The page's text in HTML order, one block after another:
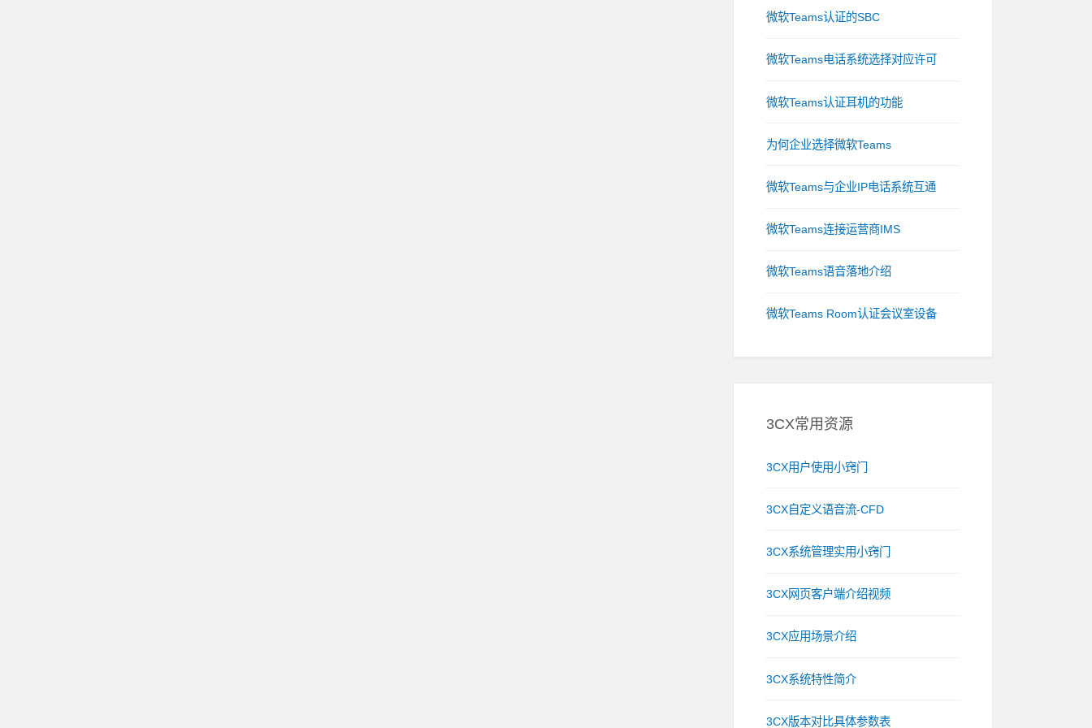
微软Teams认证的SBC
微软Teams电话系统选择对应许可
微软Teams认证耳机的功能
为何企业选择微软Teams
微软Teams与企业IP电话系统互通
微软Teams连接运营商IMS
微软Teams语音落地介绍
微软Teams Room认证会议室设备
3CX常用资源
3CX用户使用小窍门
3CX自定义语音流-CFD
3CX系统管理实用小窍门
3CX网页客户端介绍视频
3CX应用场景介绍
3CX系统特性简介
3CX版本对比具体参数表